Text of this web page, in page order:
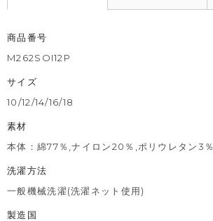
商品番号
M262SOI12P
サイズ
10/12/14/16/18
素材
本体：綿77％,ナイロン20％,ポリウレタン3％
洗濯方法
一般機械洗濯(洗濯ネット使用)
製造国